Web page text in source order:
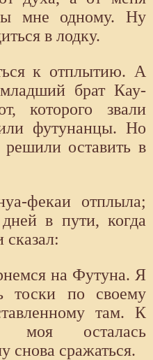
мне одному. Ну
в лодку.
к отплытию. А
брат Кау-
которого звали
футунанцы. Но
оставить в
фекаи отплыла;
в пути, когда
на Футуна. Я
тоски по своему
там. К
осталась
снова сражаться.